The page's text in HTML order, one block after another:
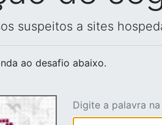
suspeitos a sites
ao desafio abaixo.
Digite a palavra